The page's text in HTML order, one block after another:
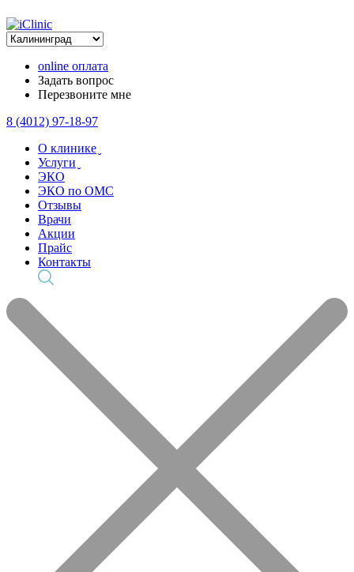
online оплата
Задать вопрос
Перезвоните мне
8 (4012) 97-18-97
О клинике ̬
Услуги ̬
ЭКО
ЭКО по ОМС
Отзывы
Врачи
Акции
Прайс
Контакты